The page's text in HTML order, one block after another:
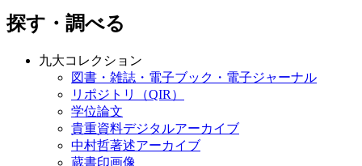
探す・調べる
九大コレクション
図書・雑誌・電子ブック・電子ジャーナル
リポジトリ（QIR）
学位論文
貴重資料デジタルアーカイブ
中村哲著述アーカイブ
蔵書印画像